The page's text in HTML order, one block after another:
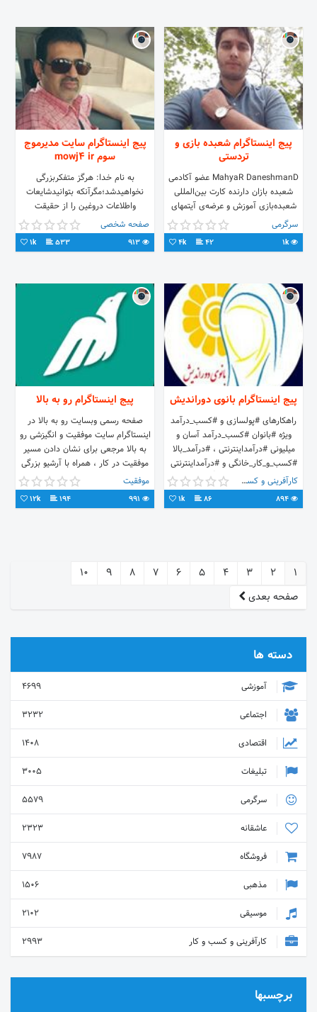
پیج اینستاگرام شعبده بازی و
تردستی
MahyaR DaneshmanD عضو آکادمی
شعبده‌ بازان دارنده‌ کارت بین‌المللی
شعبده‌بازی آموزش و عرضه‌ی آیتمهای
شعبده‌بازی مجوز رسمی اداره کل
فرهنگ و ارشاد اسلامی
سرگرمی
1k
42
4k
پیج اینستاگرام سایت مدیرموج
سوم mowj4 ir
به نام خدا: هرگز متفکربزرگی
نخواهیدشد؛مگرآنکه بتوانیدشایعات
واطلاعات دروغین را از حقیقت
محض،جداکنید. برای عضویت درتیم
قدرتمند ما به سایت mowj4
صفحه شخصی
533
1k
پیج اینستاگرام بانوی دوراندیش
راهکارهای #پولسازی و #کسب_درآمد
ویژه #بانوان #کسب_درآمد آسان و
میلیونی #درآمداینترنتی ، #درآمد_بالا
#کسب_و_کار_خانگی و #درآمداینترنتی
بیشتر با ما 👇
کارآفرینی و کسب و کار
86
1k
پیج اینستاگرام رو به بالا
صفحه رسمی وبسایت رو به بالا در
اینستاگرام سایت موفقیت و انگیزشی رو
به بالا مرجعی برای نشان دادن مسیر
موفقیت در کار ، همراه با آرشیو بزرگی
از کلیپ انگیزشی و کلیپ موفقیت و
آموزشی از بهترین سخنران های جهان
است Telegram: @Robebala
موفقیت
194
12k
1
2
3
4
5
6
7
8
9
10
صفحه بعدی
دسته ها
آموزشی
4699
اجتماعی
3232
اقتصادی
1408
تبلیغات
3005
سرگرمی
5579
عاشقانه
2323
فروشگاه
7987
مذهبی
1506
موسیقی
2102
کارآفرینی و کسب و کار
2993
برچسبها